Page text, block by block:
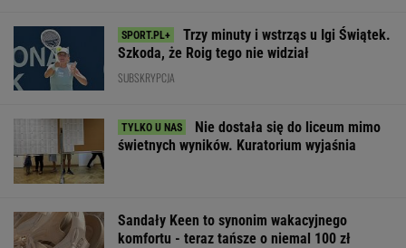
Trzy minuty i wstrząs u Igi Świątek.
Szkoda, że Roig tego nie widział
SUBSKRYPCJA
Nie dostała się do liceum mimo
świetnych wyników. Kuratorium wyjaśnia
Sandały Keen to synonim wakacyjnego
komfortu - teraz tańsze o niemal 100 zł